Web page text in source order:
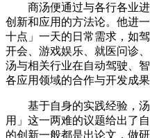
商汤便通过与各行各业进
创新和应用的方法论。他进
十点」一天的日常需求，如
开会、游戏娱乐、就医问诊
汤与相关行业在自动驾驶、
各应用领域的合作与开发成果
基于自身的实践经验，汤
用」这一两难的议题给出了
的创新一般都是出论文，做